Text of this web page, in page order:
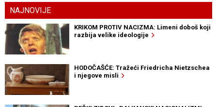
NAJNOVIJE
KRIKOM PROTIV NACIZMA: Limeni doboš koji
razbija velike ideologije
HODOČAŠĆE: Tražeći Friedricha Nietzschea
i njegove misli